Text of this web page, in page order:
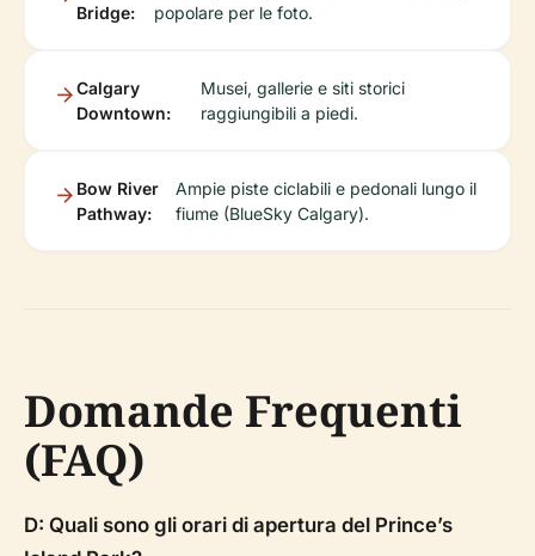
Bridge:
popolare per le foto.
Calgary
Downtown:
Musei, gallerie e siti storici
raggiungibili a piedi.
Bow River
Pathway:
Ampie piste ciclabili e pedonali lungo il
fiume (BlueSky Calgary).
Domande Frequenti
(FAQ)
D: Quali sono gli orari di apertura del Prince’s